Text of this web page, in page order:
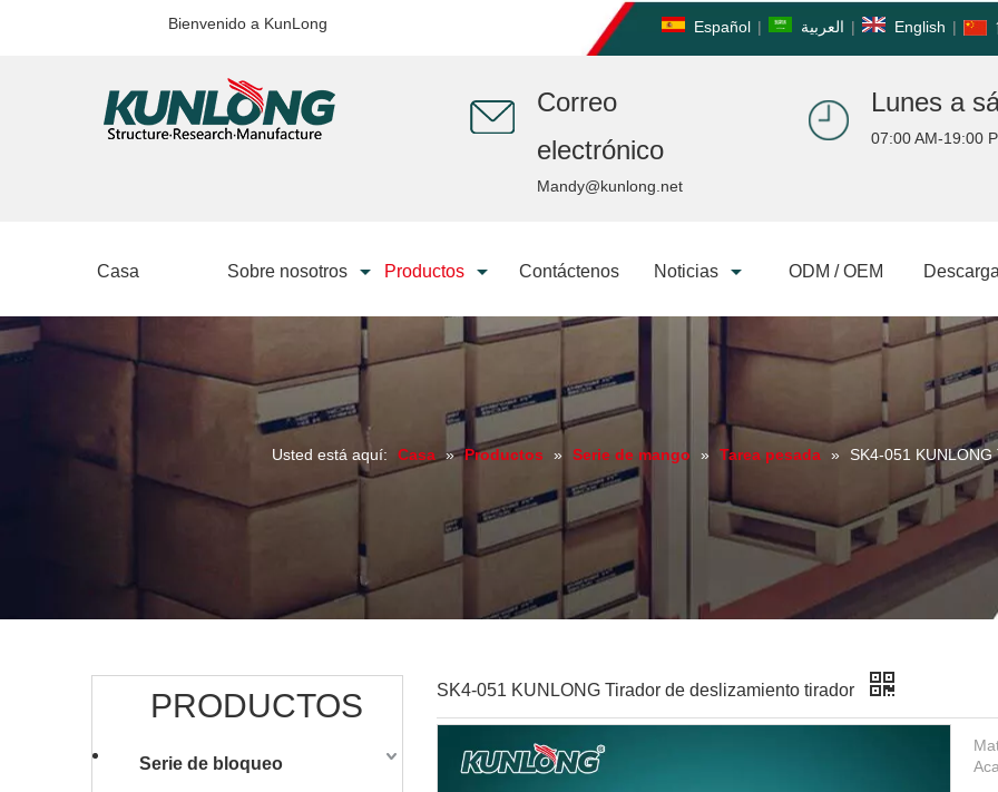
Bienvenido a KunLong Español | العربية | English |
Correo
electrónico
Mandy@kunlong.net
Lunes a
07:00 AM-19:00
Casa Sobre nosotros Productos Contáctenos Noticias ODM / OEM
Usted está aquí: Casa » Productos » Serie de mango » Tarea pesada » SK4-051
PRODUCTOS
Serie de bloqueo
SK4-051 KUNLONG Tirador de deslizamiento tirador